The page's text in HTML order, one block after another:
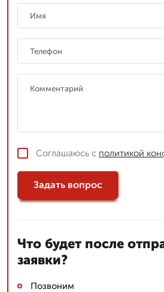
Соглашаюсь с политикой
Задать вопрос
Что будет после
заявки?
Позвоним